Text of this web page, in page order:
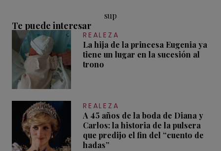
sup
Te puede interesar
REALEZA
La hija de la princesa Eugenia ya
tiene un lugar en la sucesión al
trono
REALEZA
A 45 años de la boda de Diana y
Carlos: la historia de la pulsera
que predijo el fin del “cuento de
hadas”